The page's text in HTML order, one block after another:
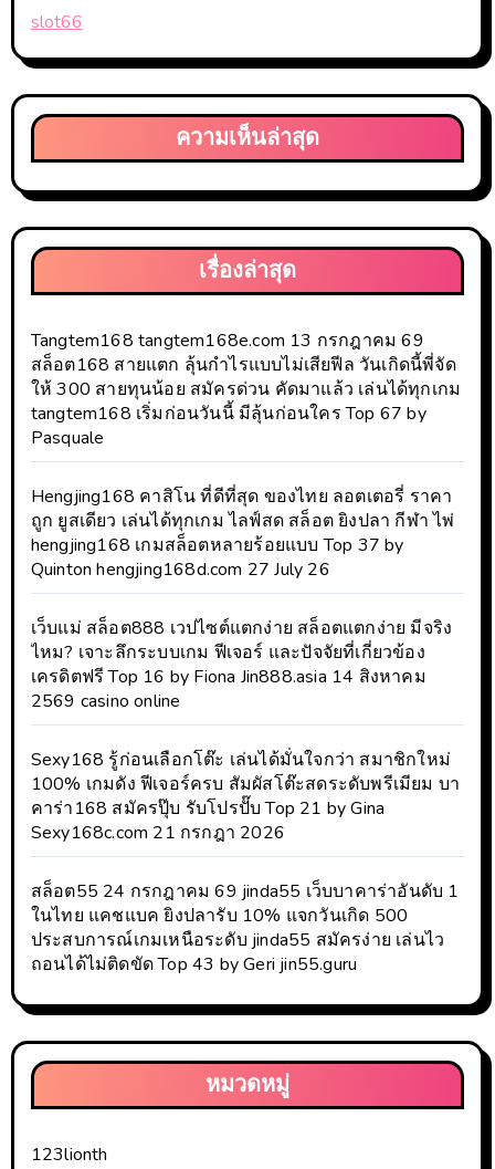
slot66
ความเห็นล่าสุด
เรื่องล่าสุด
Tangtem168 tangtem168e.com 13 กรกฎาคม 69
สล็อต168 สายแตก ลุ้นกำไรแบบไม่เสียฟีล วันเกิดนี้พี่จัด
ให้ 300 สายทุนน้อย สมัครด่วน คัดมาแล้ว เล่นได้ทุกเกม
tangtem168 เริ่มก่อนวันนี้ มีลุ้นก่อนใคร Top 67 by
Pasquale
Hengjing168 คาสิโน ที่ดีที่สุด ของไทย ลอตเตอรี่ ราคา
ถูก ยูสเดียว เล่นได้ทุกเกม ไลฟ์สด สล็อต ยิงปลา กีฬา ไพ่
hengjing168 เกมสล็อตหลายร้อยแบบ Top 37 by
Quinton hengjing168d.com 27 July 26
เว็บแม่ สล็อต888 เวปไซต์แตกง่าย สล็อตแตกง่าย มีจริง
ไหม? เจาะลึกระบบเกม ฟีเจอร์ และปัจจัยที่เกี่ยวข้อง
เครดิตฟรี Top 16 by Fiona Jin888.asia 14 สิงหาคม
2569 casino online
Sexy168 รู้ก่อนเลือกโต๊ะ เล่นได้มั่นใจกว่า สมาชิกใหม่
100% เกมดัง ฟีเจอร์ครบ สัมผัสโต๊ะสดระดับพรีเมียม บา
คาร่า168 สมัครปุ๊บ รับโปรปั๊บ Top 21 by Gina
Sexy168c.com 21 กรกฎา 2026
สล็อต55 24 กรกฎาคม 69 jinda55 เว็บบาคาร่าอันดับ 1
ในไทย แคชแบค ยิงปลารับ 10% แจกวันเกิด 500
ประสบการณ์เกมเหนือระดับ jinda55 สมัครง่าย เล่นไว
ถอนได้ไม่ติดขัด Top 43 by Geri jin55.guru
หมวดหมู่
123lionth